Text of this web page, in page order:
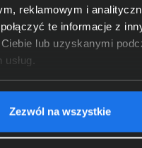
reklamowym i
te informacje z
lub uzyskanymi
Zezwól na wszystkie
NVIDIA® DLSS 4